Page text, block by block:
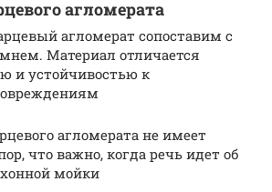
агломерата
агломерат сопоставим с
Материал отличается
и устойчивостью к
агломерата не имеет
что важно, когда речь идет об
мойки